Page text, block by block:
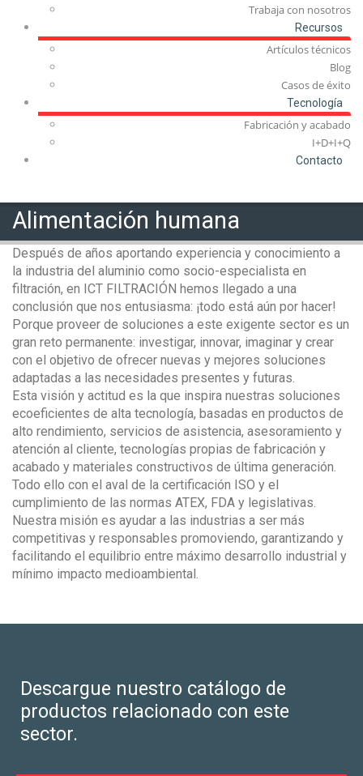
Trabaja con nosotros
Recursos
Artículos técnicos
Blog
Casos de éxito
Tecnología
Fabricación y acabado
I+D+I+Q
Contacto
Alimentación humana
Después de años aportando experiencia y conocimiento a
la industria del aluminio como socio-especialista en
filtración, en ICT FILTRACIÓN hemos llegado a una
conclusión que nos entusiasma: ¡todo está aún por hacer!
Porque proveer de soluciones a este exigente sector es un
gran reto permanente: investigar, innovar, imaginar y crear
con el objetivo de ofrecer nuevas y mejores soluciones
adaptadas a las necesidades presentes y futuras.
Esta visión y actitud es la que inspira nuestras soluciones
ecoeficientes de alta tecnología, basadas en productos de
alto rendimiento, servicios de asistencia, asesoramiento y
atención al cliente, tecnologías propias de fabricación y
acabado y materiales constructivos de última generación.
Todo ello con el aval de la certificación ISO y el
cumplimiento de las normas ATEX, FDA y legislativas.
Nuestra misión es ayudar a las industrias a ser más
competitivas y responsables promoviendo, garantizando y
facilitando el equilibrio entre máximo desarrollo industrial y
mínimo impacto medioambiental.
Descargue nuestro catálogo de
productos relacionado con este
sector.